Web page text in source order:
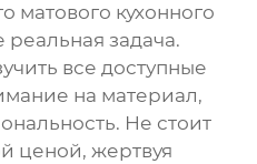
матового кухонного
реальная задача.
все доступные
на материал,
Не стоит
ценой, жертвуя